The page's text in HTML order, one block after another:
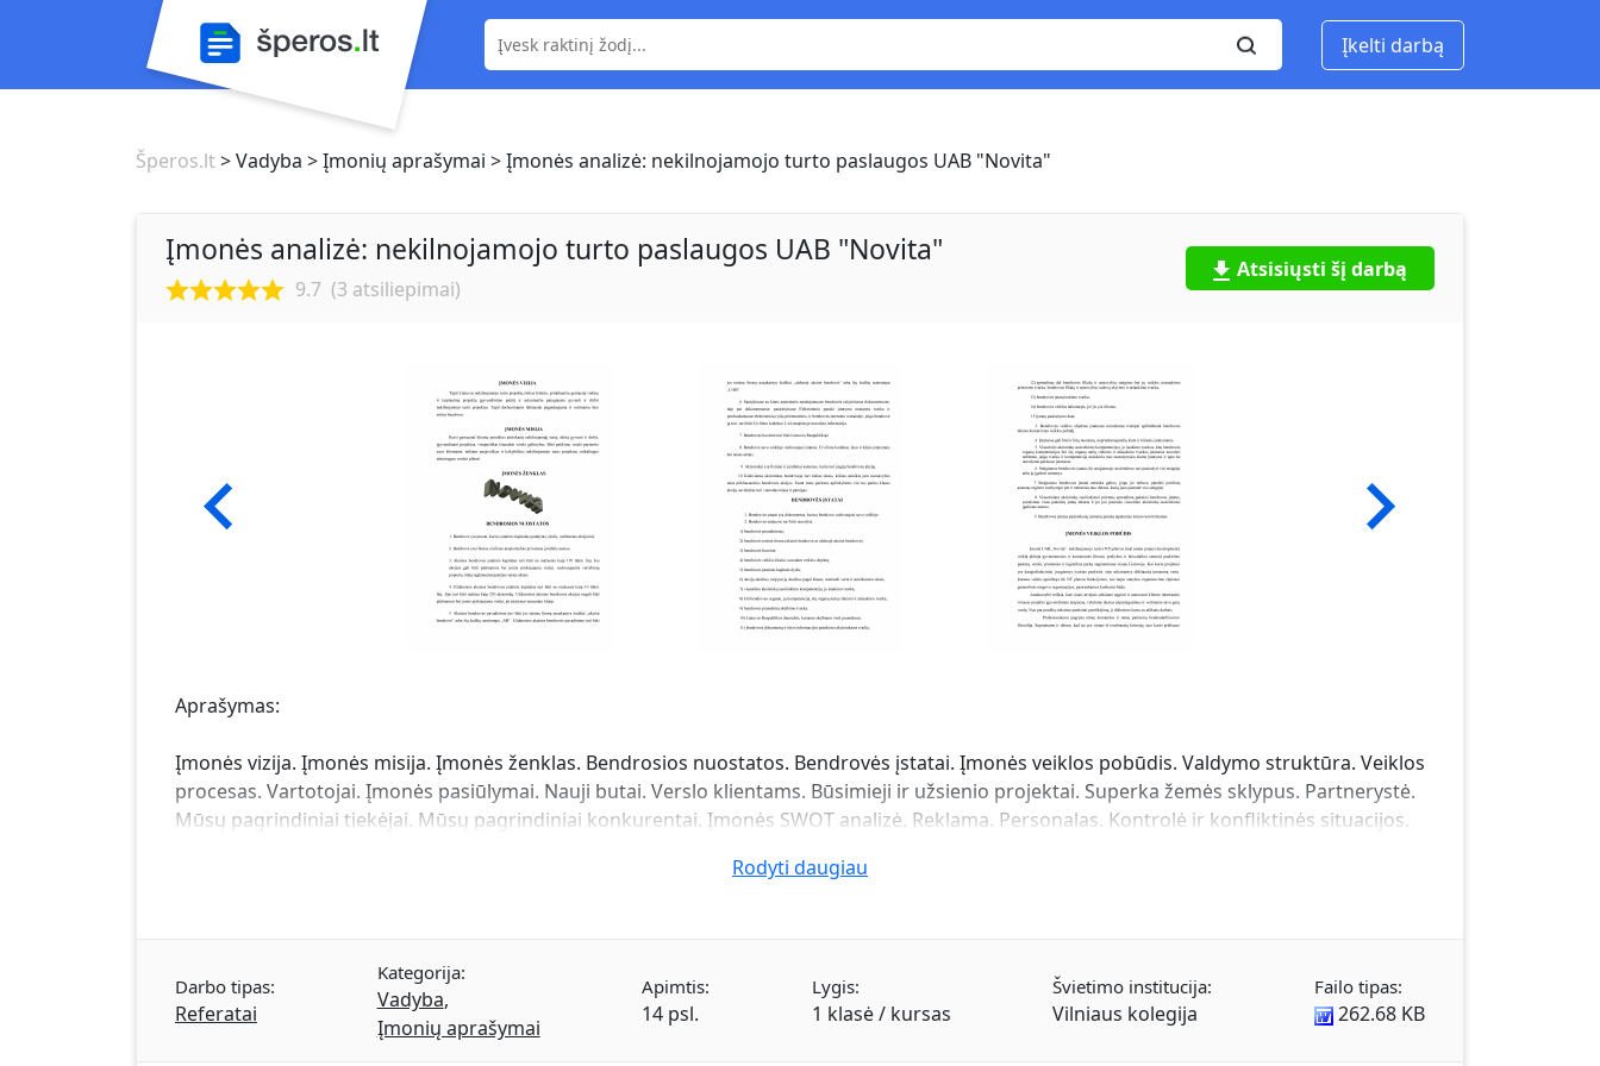
Įkelti darbą
Šperos.lt> Vadyba > Įmonių aprašymai > Įmonės analizė: nekilnojamojo turto paslaugos UAB "Novita"
Įmonės analizė: nekilnojamojo turto paslaugos UAB "Novita"
9.7 (3 atsiliepimai)
Atsisiųsti šį darbą
Aprašymas:
Įmonės vizija. Įmonės misija. Įmonės ženklas. Bendrosios nuostatos. Bendrovės įstatai. Įmonės veiklos pobūdis. Valdymo struktūra. Veiklos
procesas. Vartotojai. Įmonės pasiūlymai. Nauji butai. Verslo klientams. Būsimieji ir užsienio projektai. Superka žemės sklypus. Partnerystė.
Mūsų pagrindiniai tiekėjai. Mūsų pagrindiniai konkurentai. Įmonės SWOT analizė. Reklama. Personalas. Kontrolė ir konfliktinės situacijos.
Rodyti daugiau
Darbo tipas:
Referatai
Kategorija:
Vadyba,
Įmonių aprašymai
Apimtis:
14 psl.
Lygis:
1 klasė / kursas
Švietimo institucija:
Vilniaus kolegija
Failo tipas:
262.68 KB